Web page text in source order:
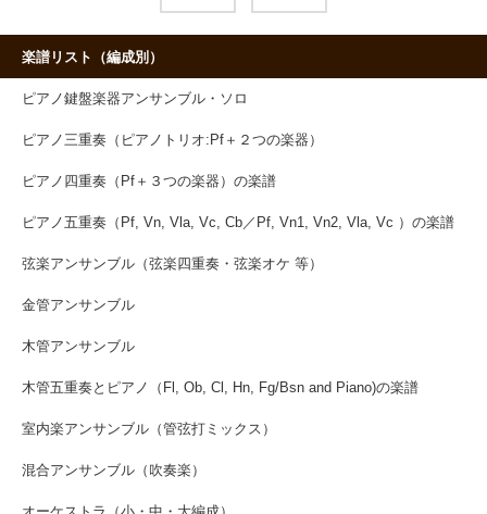
楽譜リスト（編成別）
ピアノ鍵盤楽器アンサンブル・ソロ
ピアノ三重奏（ピアノトリオ:Pf＋２つの楽器）
ピアノ四重奏（Pf＋３つの楽器）の楽譜
ピアノ五重奏（Pf, Vn, Vla, Vc, Cb／Pf, Vn1, Vn2, Vla, Vc ）の楽譜
弦楽アンサンブル（弦楽四重奏・弦楽オケ 等）
金管アンサンブル
木管アンサンブル
木管五重奏とピアノ（Fl, Ob, Cl, Hn, Fg/Bsn and Piano)の楽譜
室内楽アンサンブル（管弦打ミックス）
混合アンサンブル（吹奏楽）